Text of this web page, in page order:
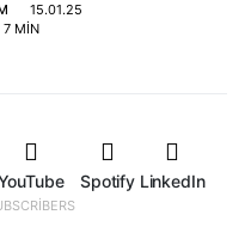
15.01.25
7 MIN
Spotify LinkedIn